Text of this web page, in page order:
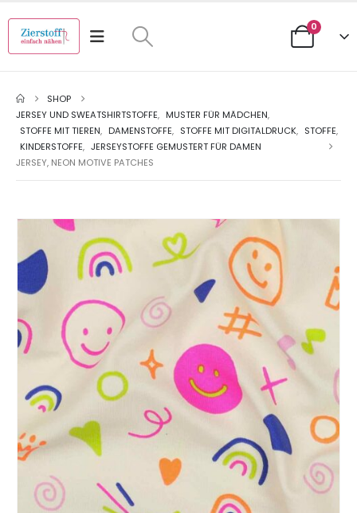
0
SHOP
JERSEY UND SWEATSHIRTSTOFFE, MUSTER FÜR MÄDCHEN,
STOFFE MIT TIEREN, DAMENSTOFFE, STOFFE MIT DIGITALDRUCK, STOFFE,
KINDERSTOFFE, JERSEYSTOFFE GEMUSTERT FÜR DAMEN
JERSEY, NEON MOTIVE PATCHES